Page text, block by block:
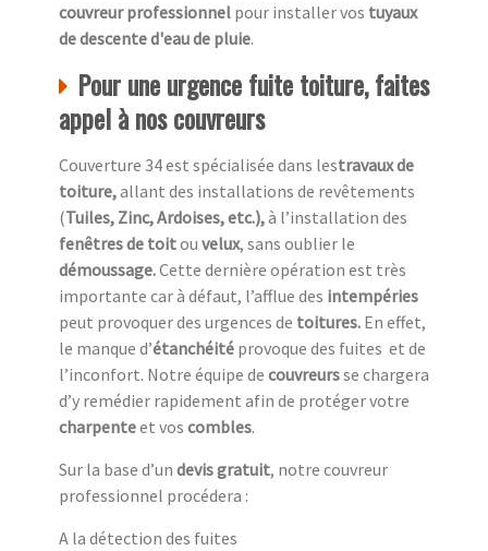
couvreur professionnel pour installer vos tuyaux
de descente d'eau de pluie.
Pour une urgence fuite toiture, faites
appel à nos couvreurs
Couverture 34 est spécialisée dans lestravaux de
toiture,allant des installations de revêtements
(Tuiles, Zinc, Ardoises, etc.),à l’installation des
fenêtres de toitou velux, sans oublier le
démoussage.Cette dernière opération est très
importante car à défaut, l’afflue des intempéries
peut provoquer des urgences de toitures. En effet,
le manque d’étanchéité provoque des fuites et de
l’inconfort. Notre équipe de couvreursse chargera
d’y remédier rapidement afin de protéger votre
charpenteet vos combles.
Sur la base d’un devis gratuit, notre couvreur
professionnel procédera :
A la détection des fuites